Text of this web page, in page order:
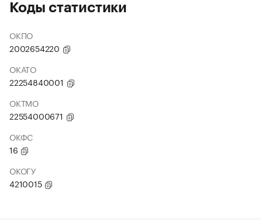
Коды статистики
ОКПО
2002654220
ОКАТО
22254840001
ОКТМО
22554000671
ОКФС
16
ОКОГУ
4210015